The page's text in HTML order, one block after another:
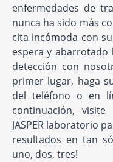
enfermedades de
nunca ha sido más
cita incómoda con
espera y abarrotado
detección con
primer lugar, haga
del teléfono o en
continuación,
JASPER laboratorio
resultados en tan
uno, dos, tres!